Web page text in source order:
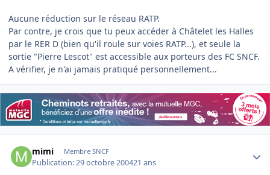
Aucune réduction sur le réseau RATP.
Par contre, je crois que tu peux accéder à Châtelet les Halles
par le RER D (bien qu'il roule sur voies RATP...), et seule la
sortie "Pierre Lescot" est accessible aux porteurs des FC SNCF.
A vérifier, je n'ai jamais pratiqué personnellement...
mimi Membre SNCF
Publication:29 octobre 200421 ans